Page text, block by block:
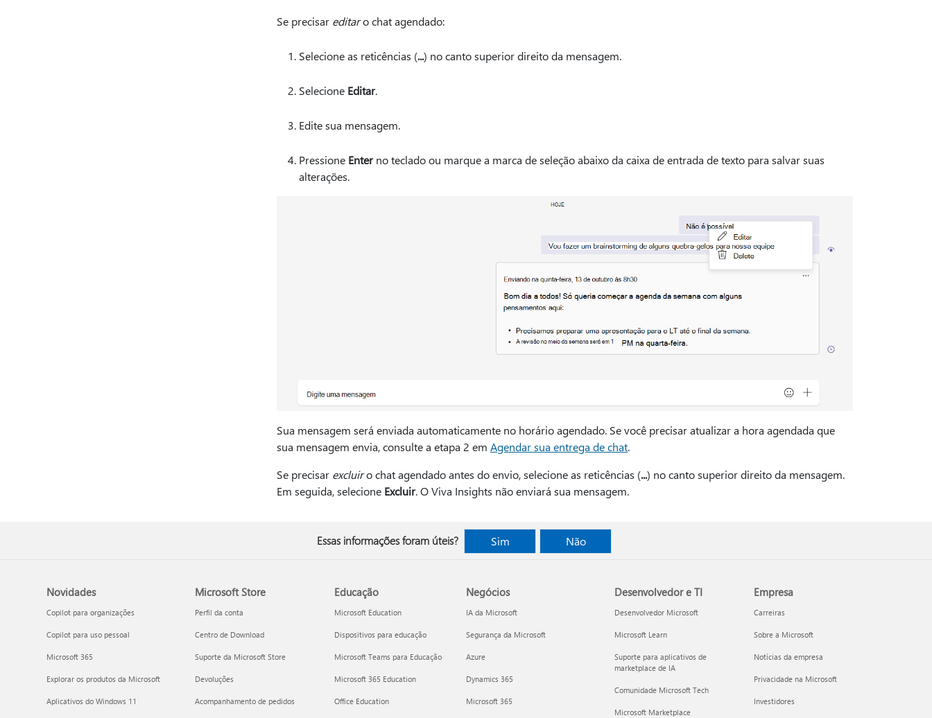
Se precisar editaro chat agendado:
Selecione as reticências (...) no canto superior direito da mensagem.
Selecione Editar.
Edite sua mensagem.
Pressione Enterno teclado ou marque a marca de seleção abaixo da caixa de entrada de texto para salvar suas
alterações.
Sua mensagem será enviada automaticamente no horário agendado. Se você precisar atualizar a hora agendada que
sua mensagem envia, consulte a etapa 2 em Agendar sua entrega de chat.
Se precisar excluiro chat agendado antes do envio, selecione as reticências (...) no canto superior direito da mensagem.
Em seguida, selecione Excluir. O Viva Insights não enviará sua mensagem.
Essas informações foram úteis? Sim Não
Novidades
Copilot para organizações
Copilot para uso pessoal
Microsoft 365
Explorar os produtos da Microsoft
Aplicativos do Windows 11
Microsoft Store
Perfil da conta
Centro de Download
Suporte da Microsoft Store
Devoluções
Acompanhamento de pedidos
Educação
Microsoft Education
Dispositivos para educação
Microsoft Teams para Educação
Microsoft 365 Education
Office Education
Negócios
IA da Microsoft
Segurança da Microsoft
Azure
Dynamics 365
Microsoft 365
Desenvolvedor e TI
Desenvolvedor Microsoft
Microsoft Learn
Suporte para aplicativos de
marketplace de IA
Comunidade Microsoft Tech
Microsoft Marketplace
Empresa
Carreiras
Sobre a Microsoft
Notícias da empresa
Privacidade na Microsoft
Investidores